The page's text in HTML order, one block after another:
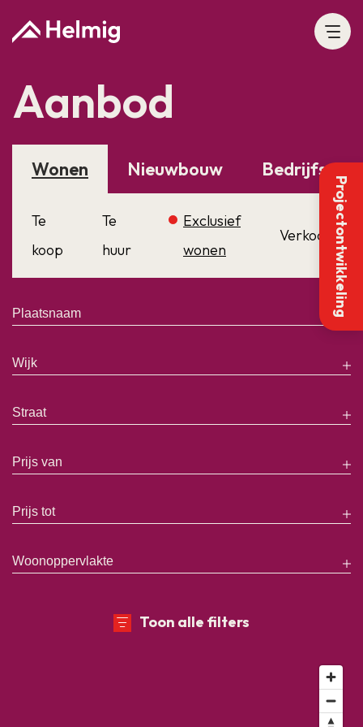
Aanbod
Wonen Nieuwbouw
Te
koop
Te
huur
Exclusief
wonen
Verkocht
Toon alle filters
Projectontwikkeling